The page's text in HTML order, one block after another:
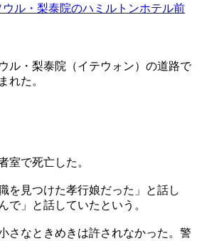
ル・梨泰院のハミルトンホテル前
ル・梨泰院（イテウォン）の道路で
れた。
室で死亡した。
を見つけた孝行娘だった」と話し
」と話していたという。
さなときめきは許されなかった。警